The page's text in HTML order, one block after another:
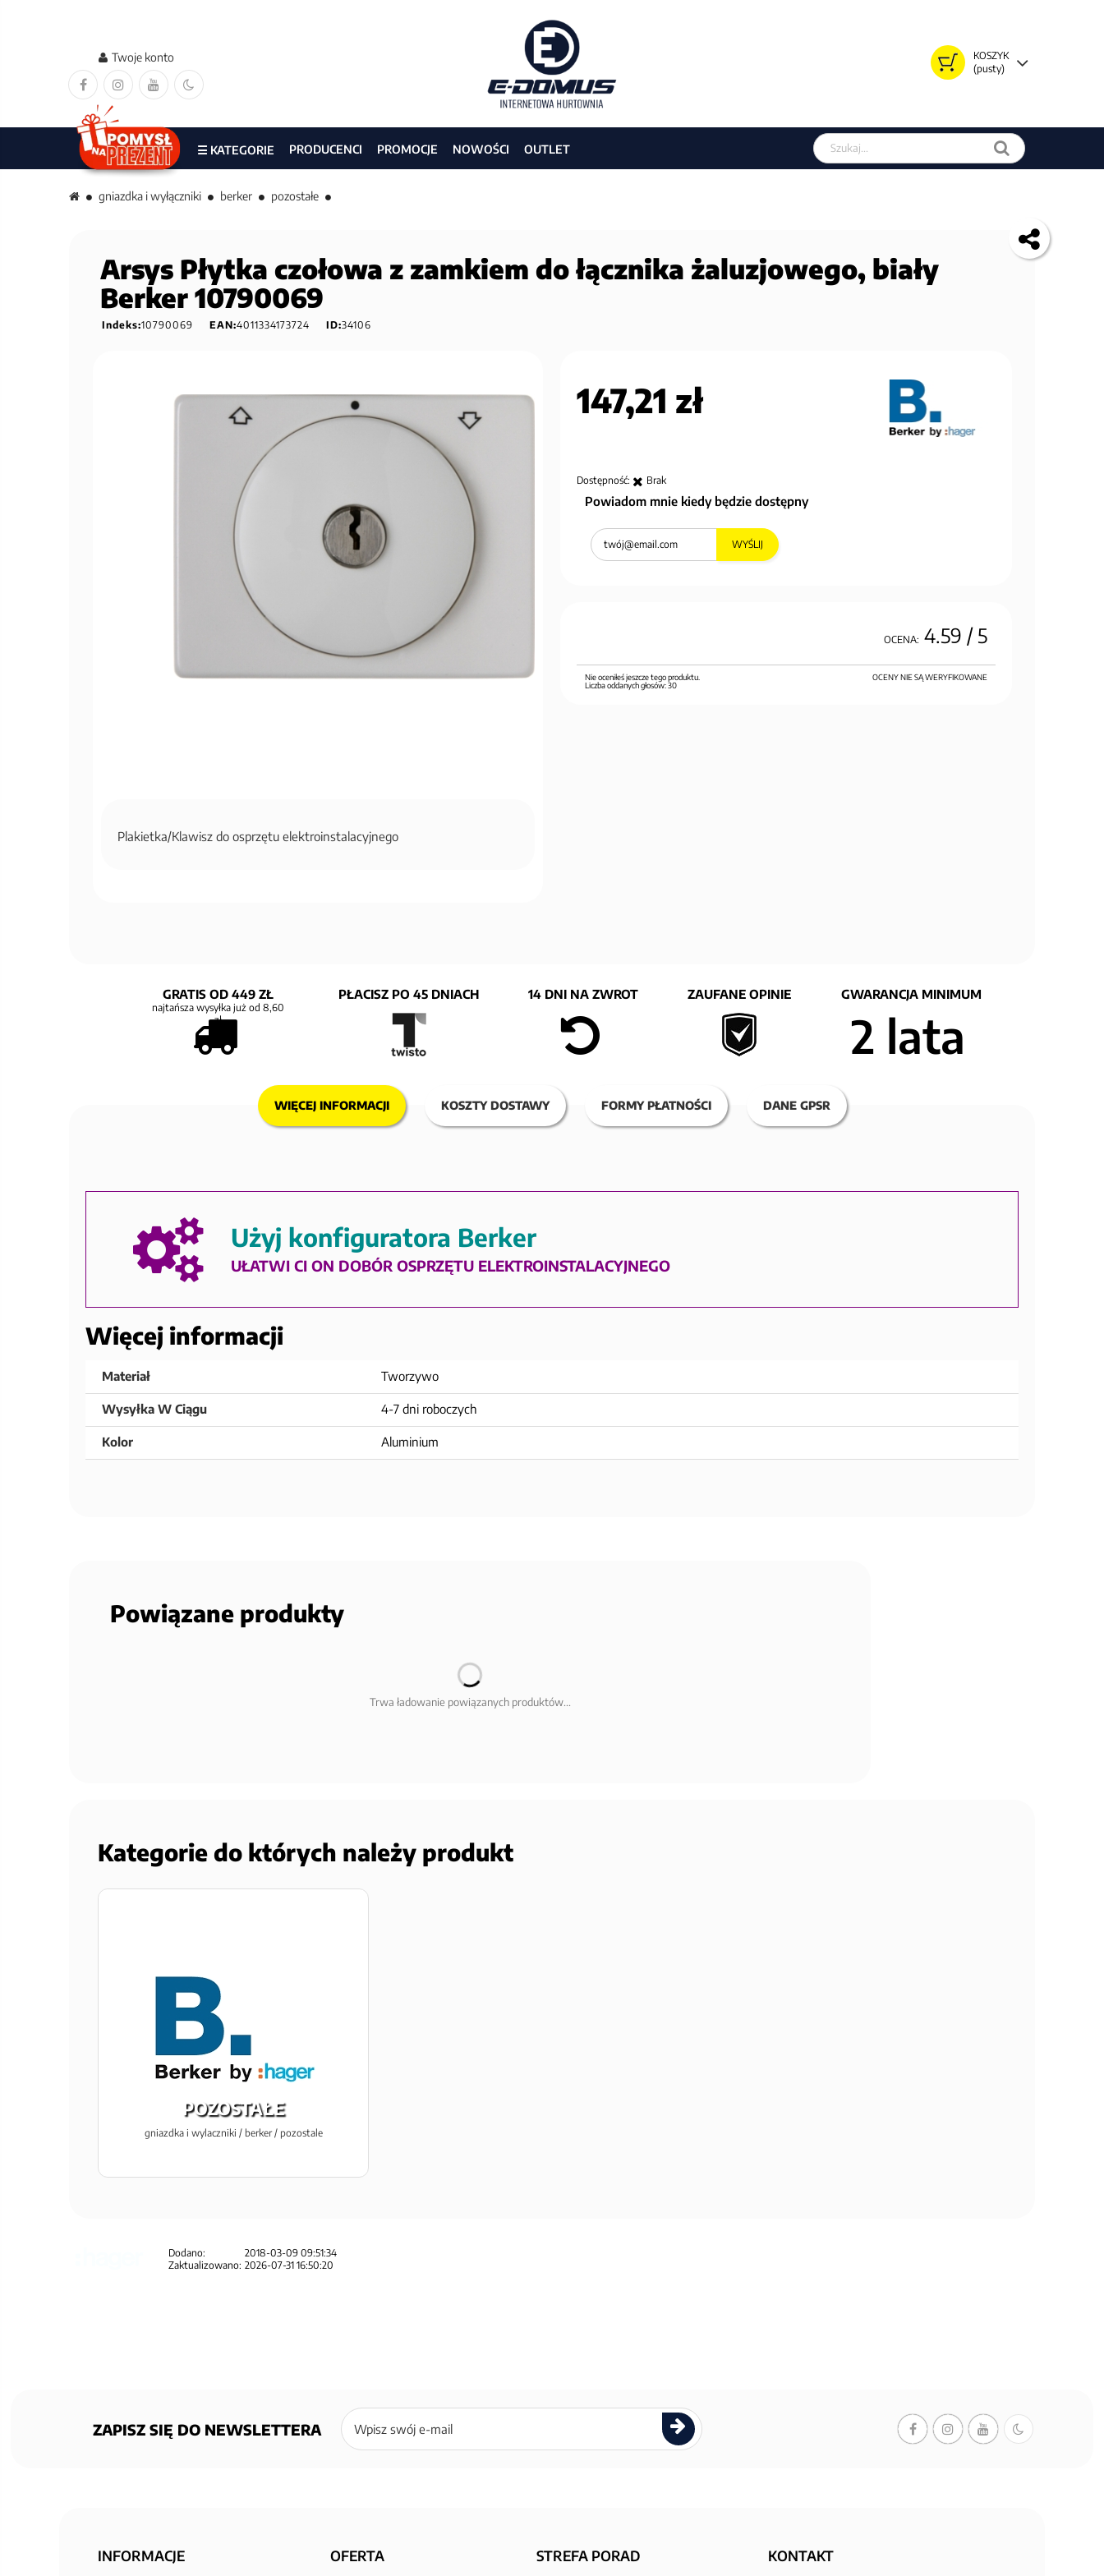
KOSZYK
(pusty)
Twoje konto
Szukaj w sklepie
☰ KATEGORIE PRODUCENCI PROMOCJE NOWOŚCI OUTLET
gniazdka i wyłączniki berker pozostałe
Arsys Płytka czołowa z zamkiem do łącznika żaluzjowego, biały
Berker 10790069
Indeks:10790069 EAN:4011334173724 ID:34106
Plakietka/Klawisz do osprzętu elektroinstalacyjnego
147,21 zł
Dostępność: Brak
Powiadom mnie kiedy będzie dostępny
WYŚLIJ
OCENA: 4.59 / 5
OCENY NIE SĄ WERYFIKOWANE
Nie oceniłeś jeszcze tego produktu.
Liczba oddanych głosów:30
GRATIS OD 449 ZŁ
najtańsza wysyłka już od 8,60
zł
PŁACISZ PO 45 DNIACH 14 DNI NA ZWROT ZAUFANE OPINIE GWARANCJA MINIMUM
2 lata
WIĘCEJ INFORMACJI KOSZTY DOSTAWY FORMY PŁATNOŚCI DANE GPSR
Użyj konfiguratora Berker
UŁATWI CI ON DOBÓR OSPRZĘTU ELEKTROINSTALACYJNEGO
Więcej informacji
Materiał Tworzywo
Wysyłka W Ciągu 4-7 dni roboczych
Kolor Aluminium
Powiązane produkty
Trwa ładowanie powiązanych produktów...
Kategorie do których należy produkt
POZOSTAŁE
gniazdka i wylaczniki / berker / pozostale
Dodano:
2018-03-09 09:51:34
Zaktualizowano: 2026-07-31 16:50:20
ZAPISZ SIĘ DO NEWSLETTERA
Zapisz
się
newslettera
INFORMACJE OFERTA STREFA PORAD KONTAKT